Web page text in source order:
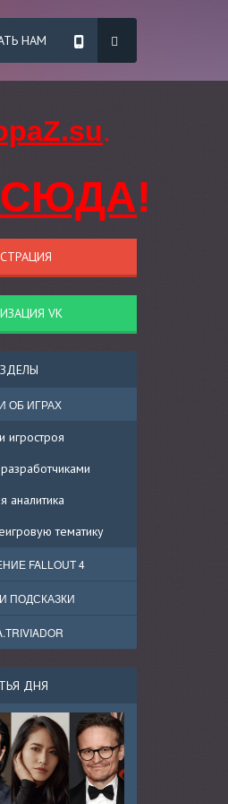
НАМ
.
СЮДА!
VK
ОБ ИГРАХ
игростроя
аналитика
тематику
FALLOUT 4
ПОДСКАЗКИ
ДНЯ